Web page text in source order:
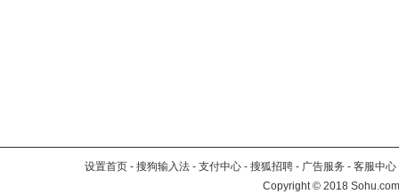
设置首页 - 搜狗输入法 - 支付中心 - 搜狐招聘 - 广告服务 - 客服中心
Copyright©2018